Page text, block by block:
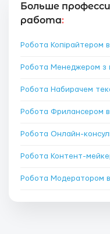
Больше
работа:
Робота Копірайтером в
Робота Набирачем
Робота Фрилансером в
Робота Онлайн-
Робота Контент-
Робота Модератором в